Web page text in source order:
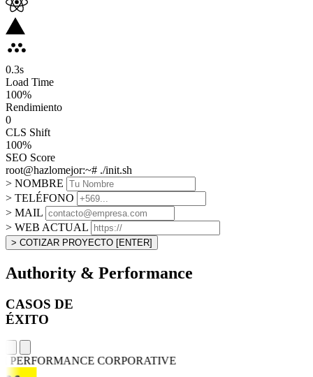
0.3s
Load Time
100%
Rendimiento
0
CLS Shift
100%
SEO Score
root@hazlomejor:~# ./init.sh
> NOMBRE
> TELÉFONO
> MAIL
> WEB ACTUAL
> COTIZAR PROYECTO [ENTER]
Authority & Performance
CASOS DE
ÉXITO
PERFORMANCECORPORATIVE